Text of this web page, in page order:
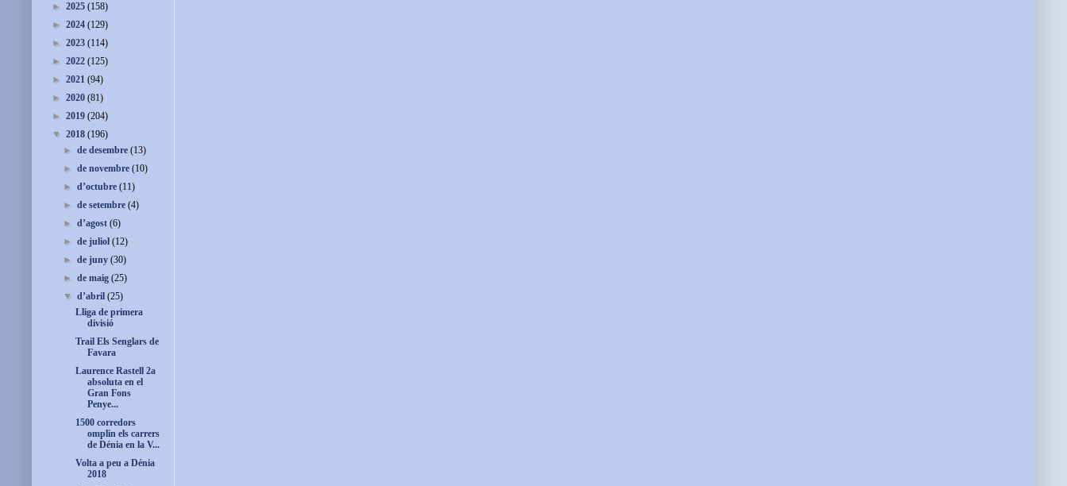
► 2025 (158)
► 2024 (129)
► 2023 (114)
► 2022 (125)
► 2021 (94)
► 2020 (81)
► 2019 (204)
▼ 2018 (196)
►de desembre(13)
►de novembre(10)
►d’octubre(11)
►de setembre(4)
►d’agost(6)
►de juliol(12)
►de juny(30)
►de maig(25)
▼d’abril(25)
Lliga de primera
divisió
Trail Els Senglars de
Favara
Laurence Rastell 2a
absoluta en el
Gran Fons
Penye...
1500 corredors
omplin els carrers
de Dénia en la V...
Volta a peu a Dénia
2018